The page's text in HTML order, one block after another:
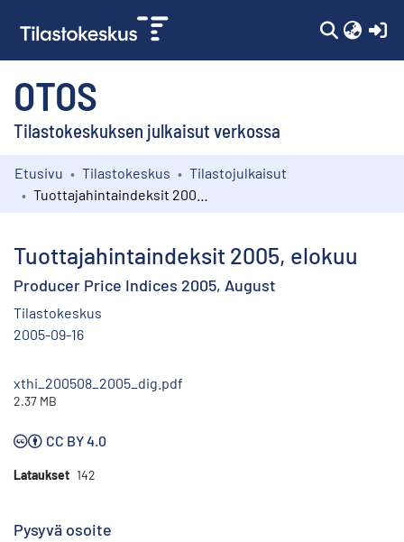
OTOS
Tilastokeskuksen julkaisut verkossa
Kokoelmat
Etusivu Tilastokeskus
Tilastojulkaisut
Tuottajahintaindeksit 2005, elokuu
Producer Price Indices 2005, August
Tilastokeskus
2005-09-16
xthi_200508_2005_dig.pdf
2.37 MB
CC BY 4.0
Lataukset 142
Pysyvä osoite